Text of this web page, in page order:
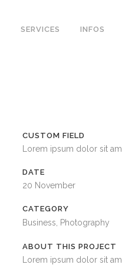
SERVICES INFOS
CUSTOM FIELD
Lorem ipsum dolor sit
DATE
20 November
CATEGORY
Business, Photography
ABOUT THIS PROJECT
Lorem ipsum dolor sit